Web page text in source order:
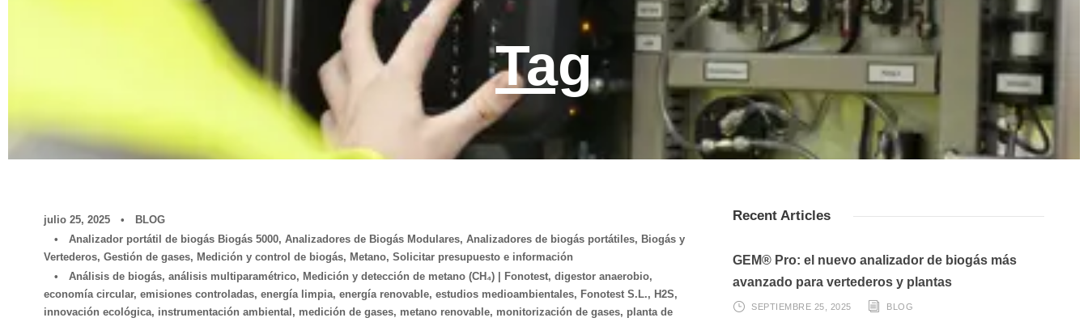
Tag
julio 25, 2025 •
BLOG
•
Analizador portátil de biogás Biogás 5000, Analizadores de Biogás Modulares, Analizadores de biogás portátiles, Biogás y
Vertederos, Gestión de gases, Medición y control de biogás, Metano, Solicitar presupuesto e información
•
Análisis de biogás, análisis multiparamétrico, Medición y detección de metano (CH₄) | Fonotest, digestor anaerobio,
economía circular, emisiones controladas, energía limpia, energía renovable, estudios medioambientales, Fonotest S.L., H2S,
innovación ecológica, instrumentación ambiental , medición de gases, metano renovable, monitorización de gases, planta de
Recent Articles
GEM® Pro: el nuevo analizador de biogás más
avanzado para vertederos y plantas
SEPTIEMBRE 25, 2025 BLOG